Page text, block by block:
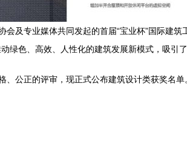
及专业媒体共同发起的首届“宝业杯”国际建
绿色、高效、人性化的建筑发展新模式，吸引
公正的评审，现正式公布建筑设计类获奖名单